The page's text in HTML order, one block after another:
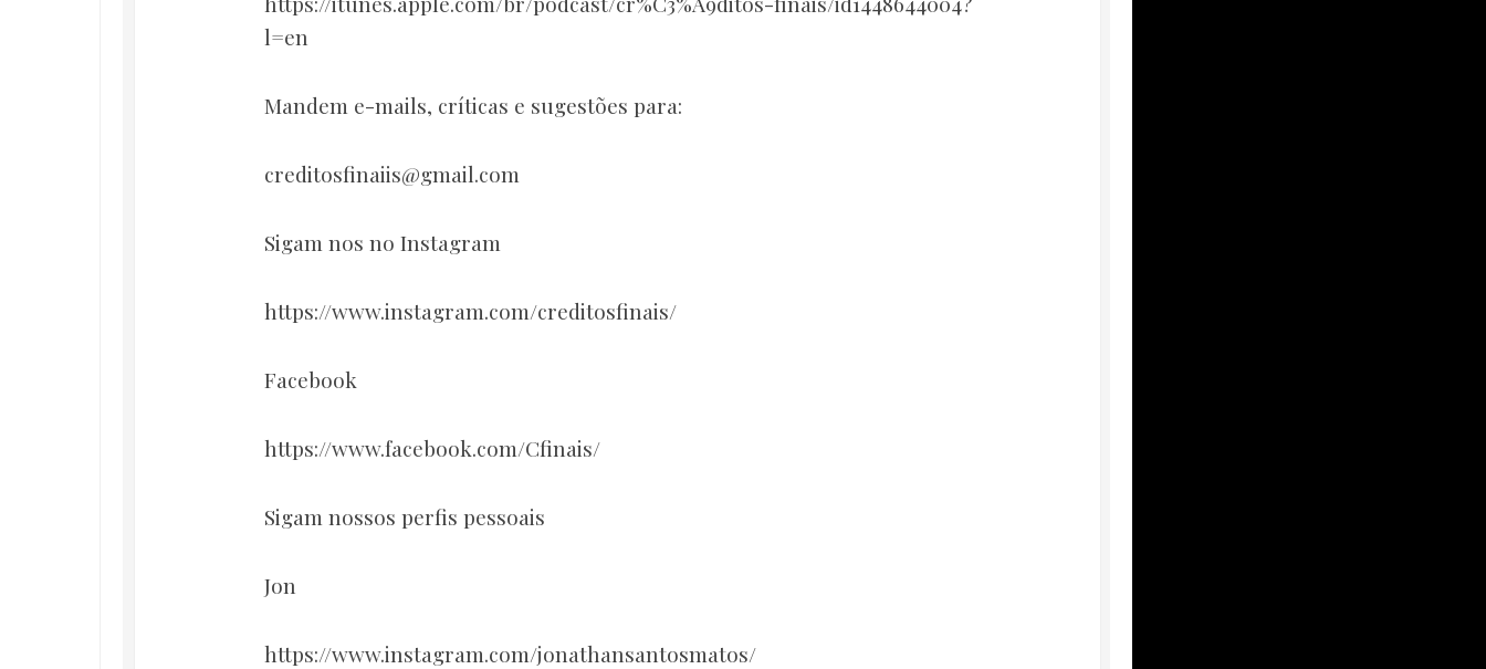
l=en
Mandem e-mails, críticas e sugestões para:
creditosfinaiis@gmail.com
Sigam nos no Instagram
https://www.instagram.com/creditosfinais/
Facebook
https://www.facebook.com/Cfinais/
Sigam nossos perfis pessoais
Jon
https://www.instagram.com/jonathansantosmatos/